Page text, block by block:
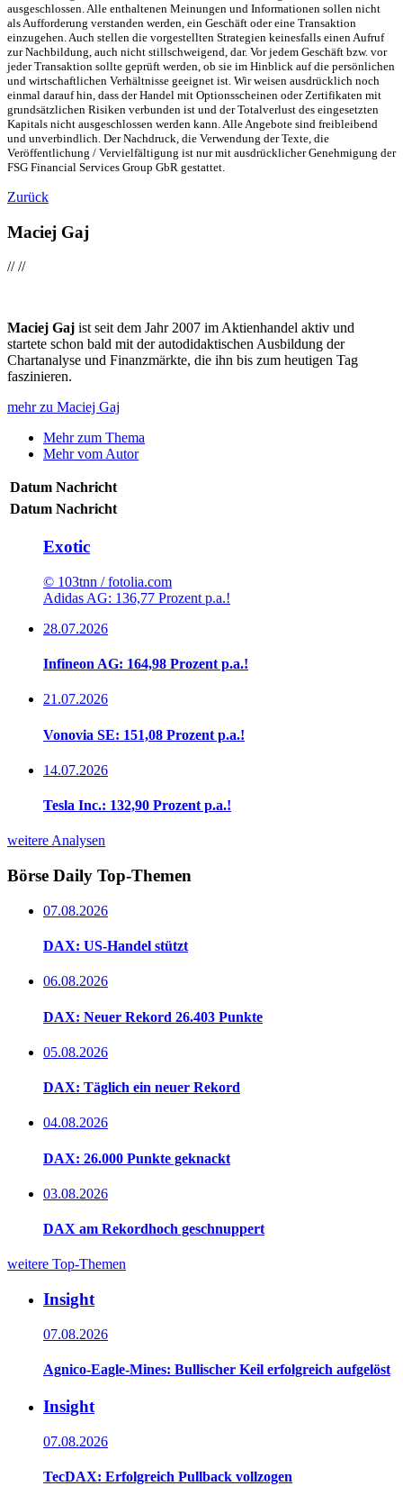
ausgeschlossen. Alle enthaltenen Meinungen und Informationen sollen nicht
als Aufforderung verstanden werden, ein Geschäft oder eine Transaktion
einzugehen. Auch stellen die vorgestellten Strategien keinesfalls einen Aufruf
zur Nachbildung, auch nicht stillschweigend, dar. Vor jedem Geschäft bzw. vor
jeder Transaktion sollte geprüft werden, ob sie im Hinblick auf die persönlichen
und wirtschaftlichen Verhältnisse geeignet ist. Wir weisen ausdrücklich noch
einmal darauf hin, dass der Handel mit Optionsscheinen oder Zertifikaten mit
grundsätzlichen Risiken verbunden ist und der Totalverlust des eingesetzten
Kapitals nicht ausgeschlossen werden kann. Alle Angebote sind freibleibend
und unverbindlich. Der Nachdruck, die Verwendung der Texte, die
Veröffentlichung / Vervielfältigung ist nur mit ausdrücklicher Genehmigung der
FSG Financial Services Group GbR gestattet.
Zurück
Maciej Gaj
////
Maciej Gaj ist seit dem Jahr 2007 im Aktienhandel aktiv und
startete schon bald mit der autodidaktischen Ausbildung der
Chartanalyse und Finanzmärkte, die ihn bis zum heutigen Tag
faszinieren.
mehr zu Maciej Gaj
Mehr zum Thema
Mehr vom Autor
Datum Nachricht
Datum Nachricht
Exotic
© 103tnn / fotolia.com
Adidas AG: 136,77 Prozent p.a.!
28.07.2026
Infineon AG: 164,98 Prozent p.a.!
21.07.2026
Vonovia SE: 151,08 Prozent p.a.!
14.07.2026
Tesla Inc.: 132,90 Prozent p.a.!
weitere Analysen
Börse Daily Top-Themen
07.08.2026
DAX: US-Handel stützt
06.08.2026
DAX: Neuer Rekord 26.403 Punkte
05.08.2026
DAX: Täglich ein neuer Rekord
04.08.2026
DAX: 26.000 Punkte geknackt
03.08.2026
DAX am Rekordhoch geschnuppert
weitere Top-Themen
Insight
07.08.2026
Agnico-Eagle-Mines: Bullischer Keil erfolgreich aufgelöst
Insight
07.08.2026
TecDAX: Erfolgreich Pullback vollzogen